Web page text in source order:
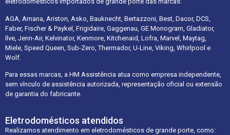
AGA, Amana, Ariston, Asko, Bauknecht, Bertazzoni, Best, Dacor, DCS,
Faber, Fischer & Paykel, Frigidaire, Gaggenau, GE Monogram, Gladiator,
Ilve, Jenn-Air, Kelvinator, Kenmore, Kitchenaid, Lofra, Marvel, Maytag,
Miele, Speed Queen, Sub-Zero, Thermador, U-Line, Viking, Whirlpool e
Wolf.
Para essas marcas, a HM Assistência atua como empresa independente,
sem vínculo de assistência autorizada, representação oficial ou extensão
de garantia do fabricante.
Eletrodomésticos atendidos
Realizamos atendimento em eletrodomésticos de grande porte, como: